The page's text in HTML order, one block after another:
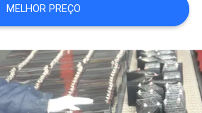
MELHOR PREÇO